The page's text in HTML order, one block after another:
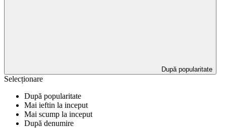
După popularitate
Selecționare
După popularitate
Mai ieftin la inceput
Mai scump la inceput
După denumire